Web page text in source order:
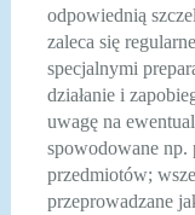
odpowiednią
zaleca się
specjalnymi
działanie i
uwagę na
spowodowane np.
przedmiotów;
przeprowadzane